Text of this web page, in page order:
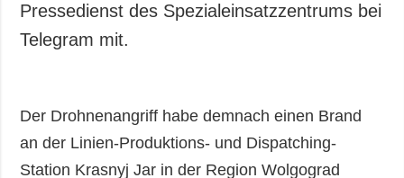
Pressedienst des Spezialeinsatzzentrums bei
Telegram mit.
Der Drohnenangriff habe demnach einen Brand
an der Linien-Produktions- und Dispatching-
Station Krasnyj Jar in der Region Wolgograd